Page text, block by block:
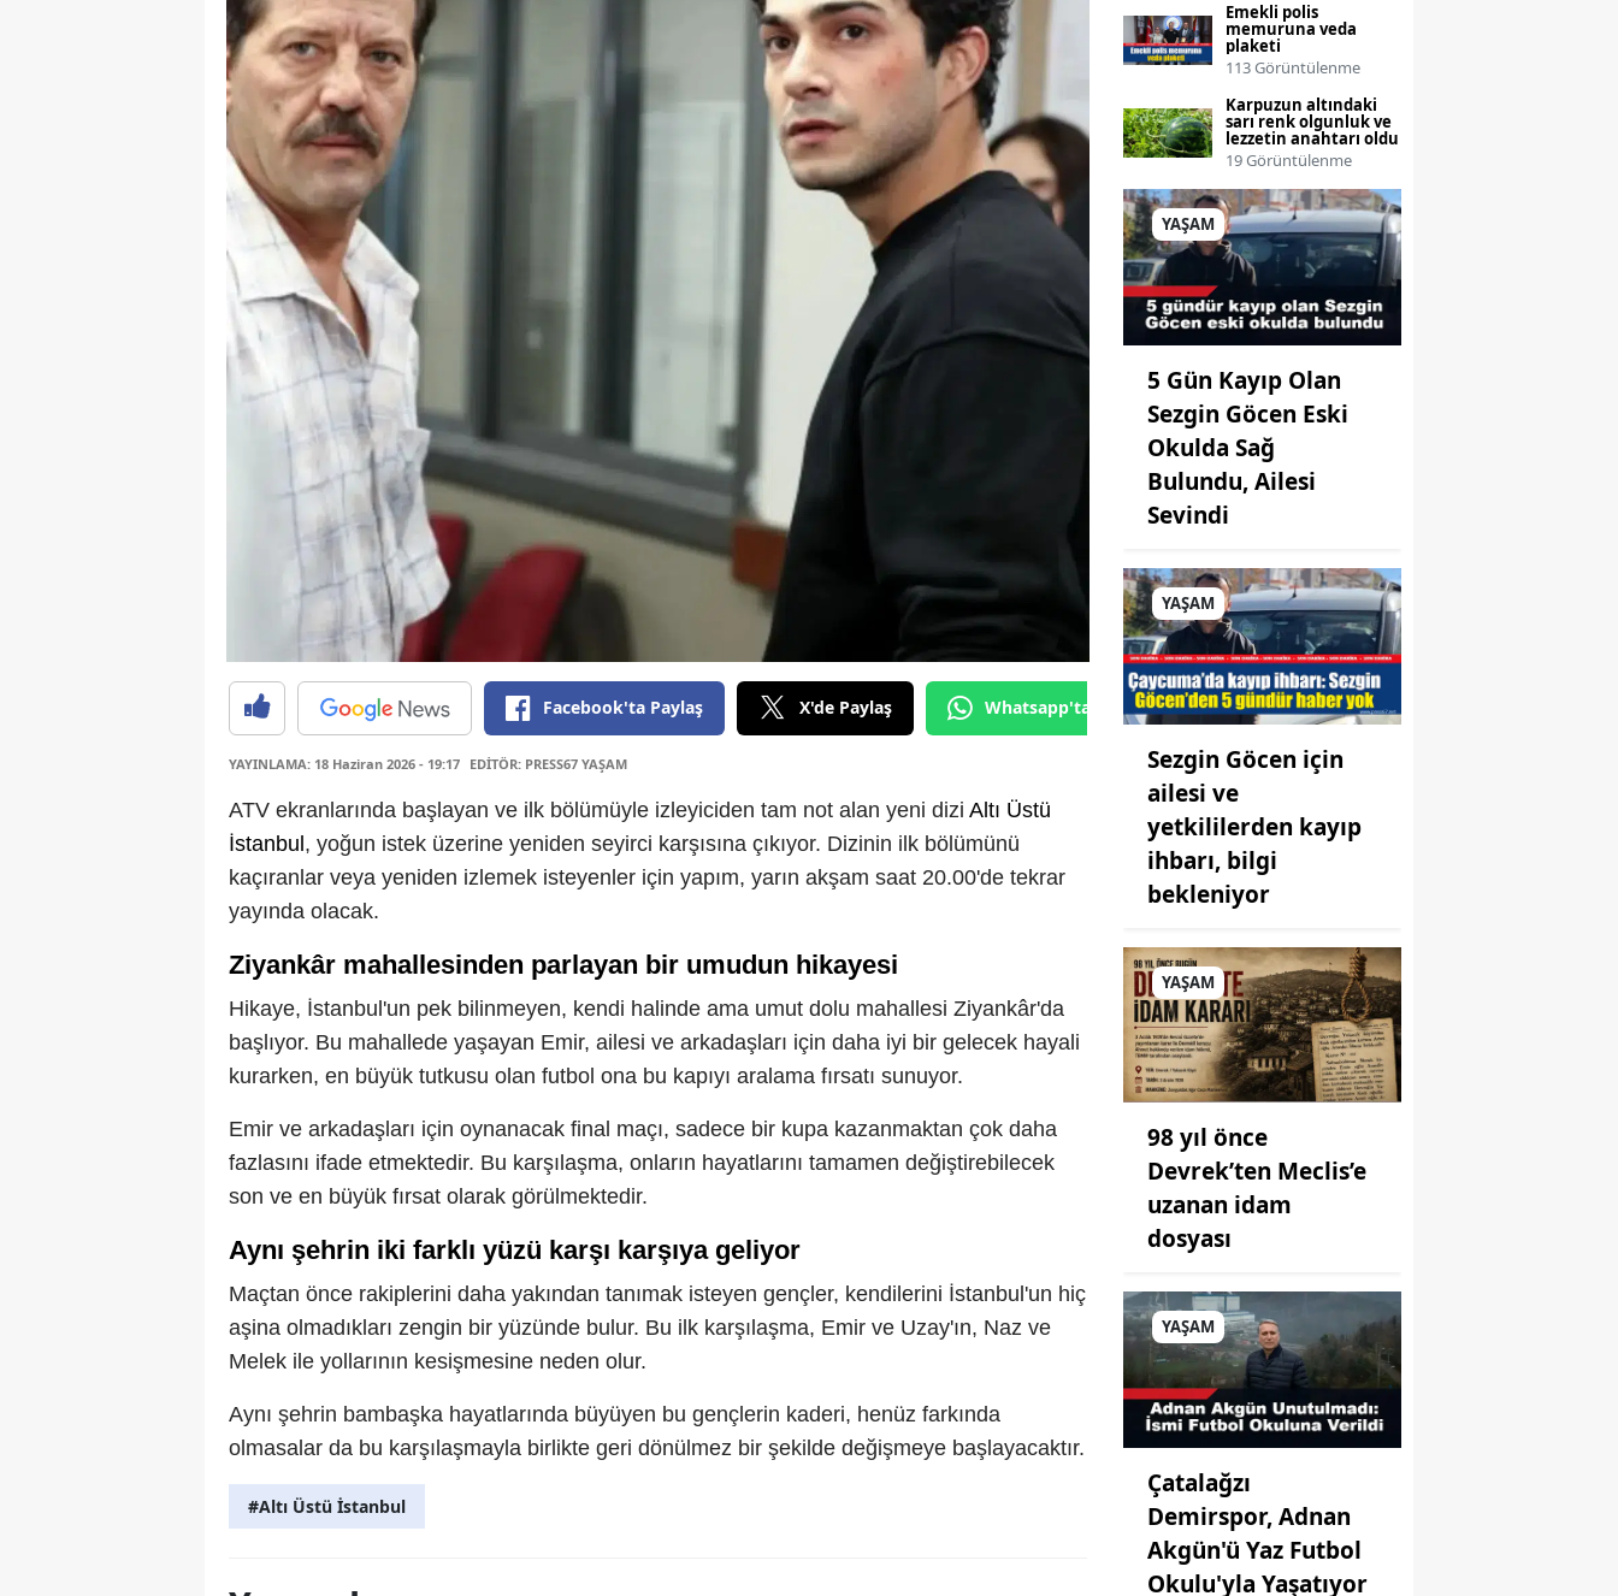
Facebook'ta Paylaş X'de Paylaş Whatsapp'tan Gönder
YAYINLAMA: 18 Haziran 2026 - 19:17 EDİTÖR: PRESS67 YAŞAM
ATV ekranlarında başlayan ve ilk bölümüyle izleyiciden tam not alan yeni dizi Altı Üstü
İstanbul , yoğun istek üzerine yeniden seyirci karşısına çıkıyor. Dizinin ilk bölümünü
kaçıranlar veya yeniden izlemek isteyenler için yapım, yarın akşam saat 20.00'de tekrar
yayında olacak.
Ziyankâr mahallesinden parlayan bir umudun hikayesi
Hikaye, İstanbul'un pek bilinmeyen, kendi halinde ama umut dolu mahallesi Ziyankâr'da
başlıyor. Bu mahallede yaşayan Emir, ailesi ve arkadaşları için daha iyi bir gelecek hayali
kurarken, en büyük tutkusu olan futbol ona bu kapıyı aralama fırsatı sunuyor.
Emir ve arkadaşları için oynanacak final maçı, sadece bir kupa kazanmaktan çok daha
fazlasını ifade etmektedir. Bu karşılaşma, onların hayatlarını tamamen değiştirebilecek
son ve en büyük fırsat olarak görülmektedir.
Aynı şehrin iki farklı yüzü karşı karşıya geliyor
Maçtan önce rakiplerini daha yakından tanımak isteyen gençler, kendilerini İstanbul'un hiç
aşina olmadıkları zengin bir yüzünde bulur. Bu ilk karşılaşma, Emir ve Uzay'ın, Naz ve
Melek ile yollarının kesişmesine neden olur.
Aynı şehrin bambaşka hayatlarında büyüyen bu gençlerin kaderi, henüz farkında
olmasalar da bu karşılaşmayla birlikte geri dönülmez bir şekilde değişmeye başlayacaktır.
#Altı Üstü İstanbul
Emekli polis
memuruna veda
plaketi
113 Görüntülenme
Karpuzun altındaki
sarı renk olgunluk ve
lezzetin anahtarı oldu
19 Görüntülenme
YAŞAM
5 Gün Kayıp Olan
Sezgin Göcen Eski
Okulda Sağ
Bulundu, Ailesi
Sevindi
YAŞAM
Sezgin Göcen için
ailesi ve
yetkililerden kayıp
ihbarı, bilgi
bekleniyor
YAŞAM
98 yıl önce
Devrek’ten Meclis’e
uzanan idam
dosyası
YAŞAM
Çatalağzı
Demirspor, Adnan
Akgün'ü Yaz Futbol
Okulu'yla Yaşatıyor